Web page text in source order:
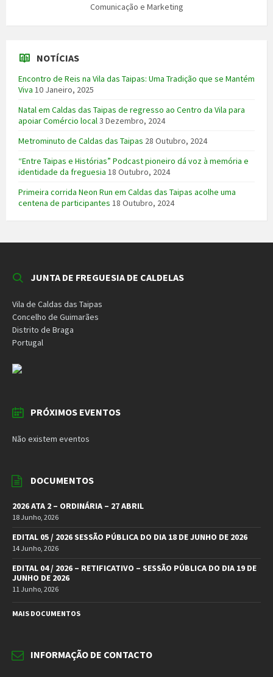
Comunicação e Marketing
NOTÍCIAS
Encontro de Reis na Vila das Taipas: Uma Tradição que se Mantém
Viva 10 Janeiro, 2025
Natal em Caldas das Taipas de regresso ao Centro da Vila para
apoiar Comércio local3 Dezembro, 2024
Metrominuto de Caldas das Taipas 28 Outubro, 2024
“Entre Taipas e Histórias” Podcast pioneiro dá voz à memória e
identidade da freguesia 18 Outubro, 2024
Primeira corrida Neon Run em Caldas das Taipas acolhe uma
centena de participantes 18 Outubro, 2024
JUNTA DE FREGUESIA DE CALDELAS
Vila de Caldas das Taipas
Concelho de Guimarães
Distrito de Braga
Portugal
PRÓXIMOS EVENTOS
Não existem eventos
DOCUMENTOS
2026 ATA 2 – ORDINÁRIA – 27 ABRIL
18 Junho, 2026
EDITAL 05 / 2026 SESSÃO PÚBLICA DO DIA 18 DE JUNHO DE 2026
14 Junho, 2026
EDITAL 04 / 2026 – RETIFICATIVO – SESSÃO PÚBLICA DO DIA 19 DE
JUNHO DE 2026
11 Junho, 2026
MAIS DOCUMENTOS
INFORMAÇÃO DE CONTACTO